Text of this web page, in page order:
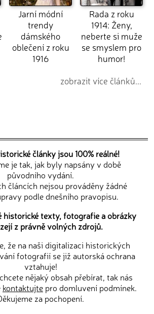
Jarní módní
trendy
dámského
oblečení z roku
1916
Rada z roku
1914: Ženy,
neberte si muže
se smyslem pro
humor!
zobrazit více článků...
články jsou 100% reálné!
je tak, jak byly napsány v době
původního vydání.
článcích nejsou prováděny žádné
podle dnešního pravopisu.
historické texty, fotografie a obrázky
z právně volných zdrojů.
že na naši digitalizaci historických
fotografií se již autorská ochrana
vztahuje!
nějaký obsah přebírat, tak nás
kontaktujte pro domluvení podmínek.
za pochopení.